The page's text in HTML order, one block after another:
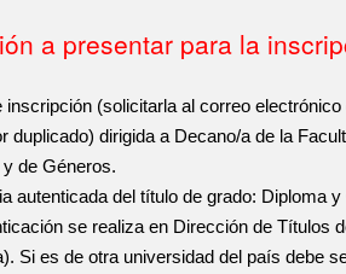
a presentar para la
inscripción(solicitarla al correo electrónico
duplicado) dirigida a Decano/a de la
de Géneros.
autenticada del título de grado: Diploma y
se realiza en Dirección de Títulos
Si es de otra universidad del país debe